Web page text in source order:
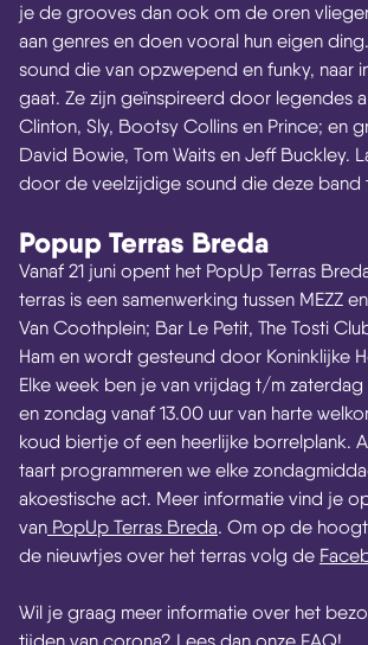
je de grooves dan ook om de oren
aan genres en doen vooral hun eigen
sound die van opzwepend en funky, naar
gaat. Ze zijn geïnspireerd door legendes
Clinton, Sly, Bootsy Collins en Prince; en
David Bowie, Tom Waits en Jeff Buckley.
door de veelzijdige sound die deze band
Popup Terras Breda
Vanaf 21 juni opent het PopUp Terras
terras is een samenwerking tussen MEZZ
Van Coothplein; Bar Le Petit, The Tosti
Ham en wordt gesteund door Koninklijke
Elke week ben je van vrijdag t/m zaterdag
en zondag vanaf 13.00 uur van harte
koud biertje of een heerlijke borrelplank.
taart programmeren we elke
akoestische act. Meer informatie vind je
van PopUp Terras Breda. Om op de
de nieuwtjes over het terras volg de
Wil je graag meer informatie over het